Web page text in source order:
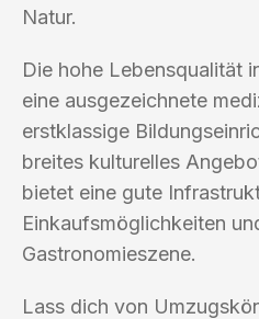
Natur.
Die hohe Lebensqualität
eine ausgezeichnete
erstklassige
breites kulturelles
bietet eine gute
Einkaufsmöglichkeiten
Gastronomieszene.
Lass dich von